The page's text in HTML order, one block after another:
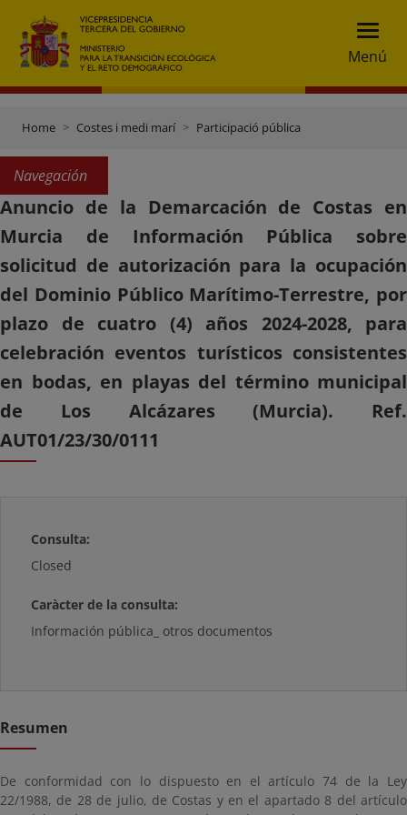
Menú
Home Costes i medi marí Participació pública
Navegación
Anuncio de la Demarcación de Costas en
Murcia de Información Pública sobre
solicitud de autorización para la ocupación
del Dominio Público Marítimo-Terrestre, por
plazo de cuatro (4) años 2024-2028, para
celebración eventos turísticos consistentes
en bodas, en playas del término municipal
de Los Alcázares (Murcia). Ref.
AUT01/23/30/0111
Consulta:
Closed
Caràcter de la consulta:
Información pública_ otros documentos
Resumen
De conformidad con lo dispuesto en el artículo 74 de la Ley
22/1988, de 28 de julio, de Costas y en el apartado 8 del artículo